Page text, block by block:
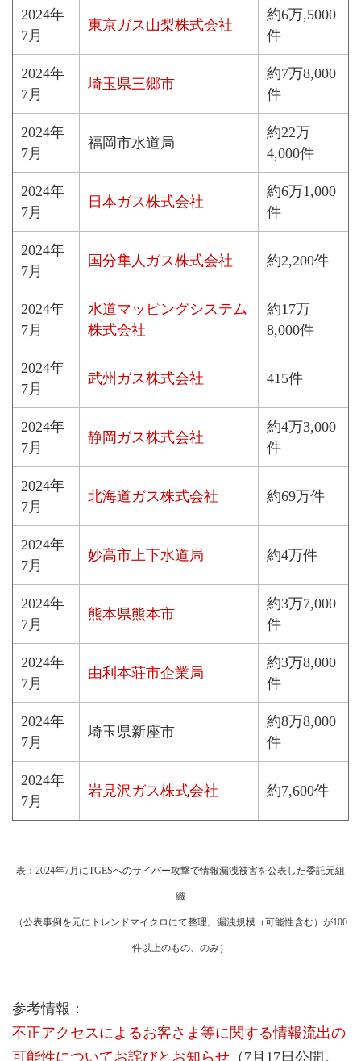
2024年
7月
東京ガス山梨株式会社
約6万,5000
件
2024年
7月
埼玉県三郷市
約7万8,000
件
2024年
7月
福岡市水道局
約22万
4,000件
2024年
7月
日本ガス株式会社
約6万1,000
件
2024年
7月
国分隼人ガス株式会社 約2,200件
2024年
7月
水道マッピングシステム
株式会社
約17万
8,000件
2024年
7月
武州ガス株式会社 415件
2024年
7月
静岡ガス株式会社
約4万3,000
件
2024年
7月
北海道ガス株式会社 約69万件
2024年
7月
妙高市上下水道局 約4万件
2024年
7月
熊本県熊本市
約3万7,000
件
2024年
7月
由利本荘市企業局
約3万8,000
件
2024年
7月
埼玉県新座市
約8万8,000
件
2024年
7月
岩見沢ガス株式会社 約7,600件
表：2024年7月にTGESへのサイバー攻撃で情報漏洩被害を公表した委託元組
織
（公表事例を元にトレンドマイクロにて整理。漏洩規模（可能性含む）が100
件以上のもの、のみ）
参考情報：
不正アクセスによるお客さま等に関する情報流出の
可能性についてお詫びとお知らせ （7月17日公開。